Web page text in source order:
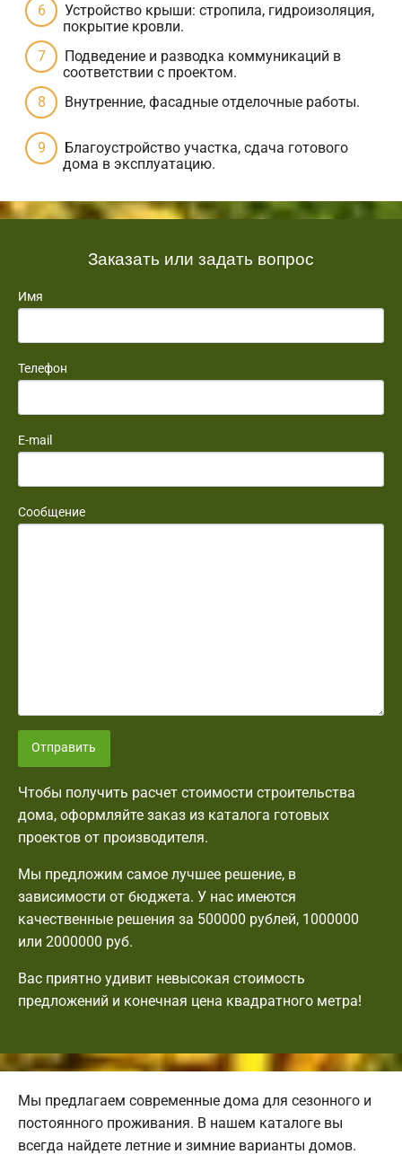
Устройство крыши: стропила, гидроизоляция,
покрытие кровли.
Подведение и разводка коммуникаций в
соответствии с проектом.
Внутренние, фасадные отделочные работы.
Благоустройство участка, сдача готового
дома в эксплуатацию.
Заказать или задать вопрос
Имя
Телефон
E-mail
Сообщение
Отправить
Чтобы получить расчет стоимости строительства
дома, оформляйте заказ из каталога готовых
проектов от производителя.
Мы предложим самое лучшее решение, в
зависимости от бюджета. У нас имеются
качественные решения за 500000 рублей, 1000000
или 2000000 руб.
Вас приятно удивит невысокая стоимость
предложений и конечная цена квадратного метра!
Мы предлагаем современные дома для сезонного и
постоянного проживания. В нашем каталоге вы
всегда найдете летние и зимние варианты домов.